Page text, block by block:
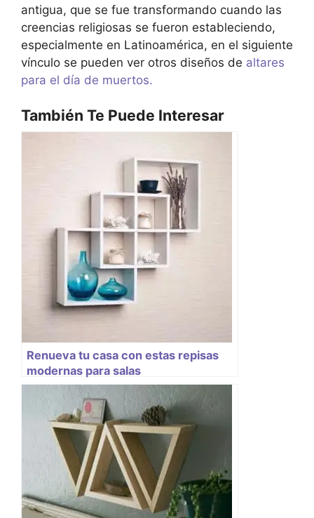
antigua, que se fue transformando cuando las
creencias religiosas se fueron estableciendo,
especialmente en Latinoamérica, en el siguiente
vínculo se pueden ver otros diseños de altares
para el día de muertos.
También Te Puede Interesar
Renueva tu casa con estas repisas
modernas para salas